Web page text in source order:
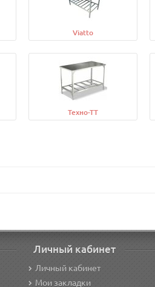
Viatto
Техно-ТТ
Личный кабинет
Личный кабинет
Мои закладки